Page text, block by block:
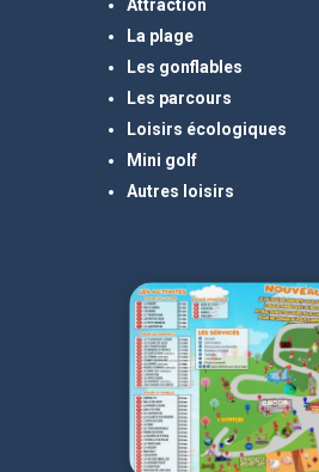
Attraction
La plage
Les gonflables
Les parcours
Loisirs écologiques
Mini golf
Autres loisirs